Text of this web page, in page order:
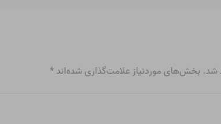
شد. بخش‌های موردنیاز علامت‌گذاری شده‌اند*